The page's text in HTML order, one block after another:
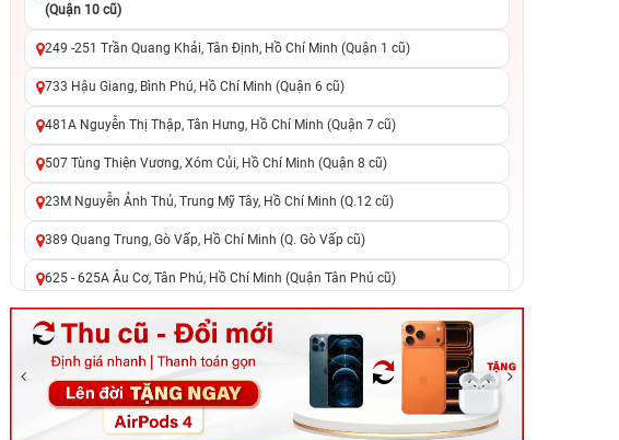
iPhone 15 Plus 128GB Cũ chính
hãng
12.490.000đ
17.990.000đ
chuyển đổi, 0 gọi người thân
14.790.000đ 22.490.000đ
chuyển đổi, 0 gọi người thân
(Quận 10 cũ)
249 -251 Trần Quang Khải, Tân Định, Hồ Chí Minh (Quận 1 cũ)
733 Hậu Giang, Bình Phú, Hồ Chí Minh (Quận 6 cũ)
481A Nguyễn Thị Thập, Tân Hưng, Hồ Chí Minh (Quận 7 cũ)
507 Tùng Thiện Vương, Xóm Củi, Hồ Chí Minh (Quận 8 cũ)
23M Nguyễn Ảnh Thủ, Trung Mỹ Tây, Hồ Chí Minh (Q.12 cũ)
389 Quang Trung, Gò Vấp, Hồ Chí Minh (Q. Gò Vấp cũ)
625 - 625A Âu Cơ, Tân Phú, Hồ Chí Minh (Quận Tân Phú cũ)
326 Lê Văn Việt, Tăng Nhơn Phú, Hồ Chí Minh (Q.9 TP. Thủ Đức cũ)
256 Võ Văn Ngân, Thủ Đức, Hồ Chí Minh (Bình Thọ, TP. Thủ Đức Cũ)
70 Nguyễn An Ninh, Dĩ An, Hồ Chí Minh (Bình Dương Cũ)
24h Vũng Tàu: 162A Ba Cu, Vũng Tàu, Hồ Chí Minh (TP. Vũng Tàu cũ)